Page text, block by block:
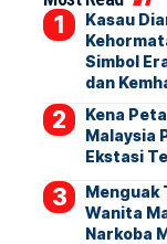
Kasau
Simbol
dan
Kena
Malaysia
Ekstasi
Menguak
Wanita
Narkoba